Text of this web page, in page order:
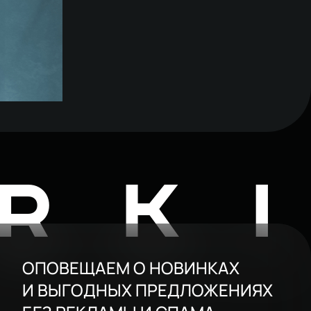
ОПОВЕЩАЕМ О НОВИНКАХ
И ВЫГОДНЫХ ПРЕДЛОЖЕНИЯХ